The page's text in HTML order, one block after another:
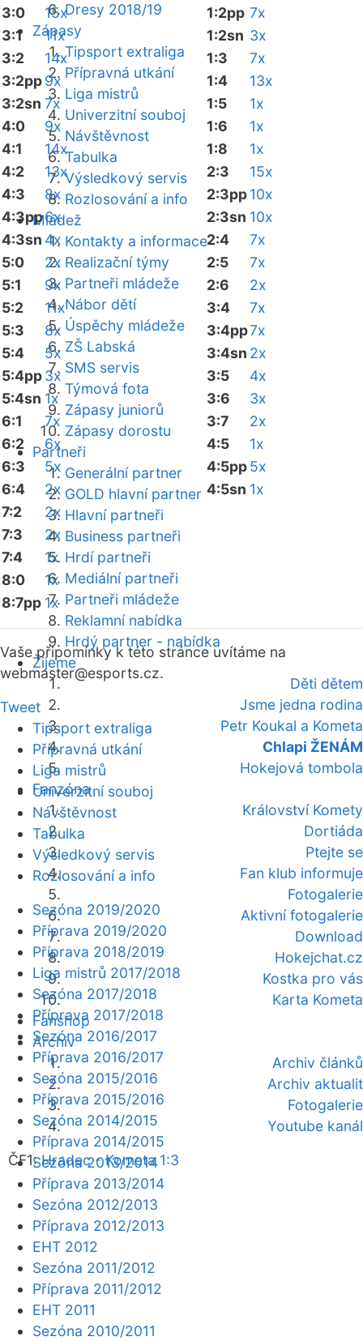
Dresy 2018/19
Zápasy
Tipsport extraliga
Přípravná utkání
Liga mistrů
Univerzitní souboj
Návštěvnost
Tabulka
Výsledkový servis
Rozlosování a info
Mládež
Kontakty a informace
Realizační týmy
Partneři mládeže
Nábor dětí
Úspěchy mládeže
ZŠ Labská
SMS servis
Týmová fota
Zápasy juniorů
Zápasy dorostu
Partneři
Generální partner
GOLD hlavní partner
Hlavní partneři
Business partneři
Hrdí partneři
Mediální partneři
Partneři mládeže
Reklamní nabídka
Hrdý partner - nabídka
Žijeme
Děti dětem
Jsme jedna rodina
Petr Koukal a Kometa
Chlapi ŽENÁM
Hokejová tombola
Fanzóna
Království Komety
Dortiáda
Ptejte se
Fan klub informuje
Fotogalerie
Aktivní fotogalerie
Download
Hokejchat.cz
Kostka pro vás
Karta Kometa
Fanshop
Archiv
Archiv článků
Archiv aktualit
Fotogalerie
Youtube kanál
ČF1:Hradec - Kometa 1:3
3:0
15x
3:1
11x
3:2
14x
3:2pp9x
3:2sn 7x
4:0
9x
4:1
14x
4:2
13x
4:3
8x
4:3pp6x
4:3sn 4x
5:0
2x
5:1
9x
5:2
11x
5:3
8x
5:4
5x
5:4pp3x
5:4sn 1x
6:1
7x
6:2
6x
6:3
5x
6:4
2x
7:2
2x
7:3
2x
7:4
1x
8:0
1x
8:7pp 1x
1:2pp 7x
1:2sn 3x
1:3
7x
1:4
13x
1:5
1x
1:6
1x
1:8
1x
2:3
15x
2:3pp10x
2:3sn 10x
2:4
7x
2:5
7x
2:6
2x
3:4
7x
3:4pp7x
3:4sn 2x
3:5
4x
3:6
3x
3:7
2x
4:5
1x
4:5pp5x
4:5sn 1x
Vaše připomínky k této stránce uvítáme na
webmaster@esports.cz.
Tweet
Tipsport extraliga
Přípravná utkání
Liga mistrů
Univerzitní souboj
Návštěvnost
Tabulka
Výsledkový servis
Rozlosování a info
Sezóna 2019/2020
Příprava 2019/2020
Příprava 2018/2019
Liga mistrů 2017/2018
Sezóna 2017/2018
Příprava 2017/2018
Sezóna 2016/2017
Příprava 2016/2017
Sezóna 2015/2016
Příprava 2015/2016
Sezóna 2014/2015
Příprava 2014/2015
Sezóna 2013/2014
Příprava 2013/2014
Sezóna 2012/2013
Příprava 2012/2013
EHT 2012
Sezóna 2011/2012
Příprava 2011/2012
EHT 2011
Sezóna 2010/2011